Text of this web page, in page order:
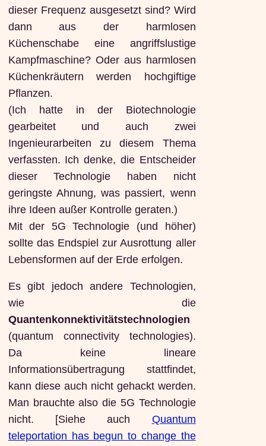
dieser Frequenz ausgesetzt sind? Wird
dann aus der harmlosen
Küchenschabe eine angriffslustige
Kampfmaschine? Oder aus harmlosen
Küchenkräutern werden hochgiftige
Pflanzen.
(Ich hatte in der Biotechnologie
gearbeitet und auch zwei
Ingenieurarbeiten zu diesem Thema
verfassten. Ich denke, die Entscheider
dieser Technologie haben nicht
geringste Ahnung, was passiert, wenn
ihre Ideen außer Kontrolle geraten.)
Mit der 5G Technologie (und höher)
sollte das Endspiel zur Ausrottung aller
Lebensformen auf der Erde erfolgen.
Es gibt jedoch andere Technologien,
wie die
Quantenkonnektivitätstechnologien
(quantum connectivity technologies).
Da keine lineare
Informationsübertragung stattfindet,
kann diese auch nicht gehackt werden.
Man brauchte also die 5G Technologie
nicht. [Siehe auch Quantum
teleportation has begun to change the